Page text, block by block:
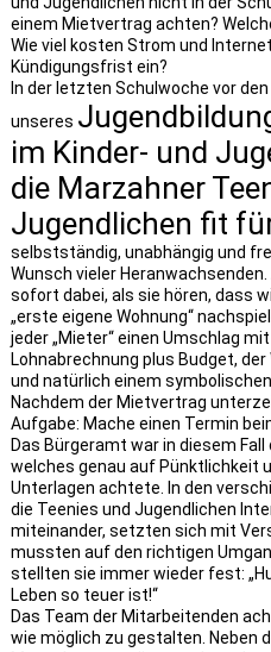
einem Mietvertrag achten?
Wie viel kosten Strom und
Kündigungsfrist ein?
In der letzten Schulwoche vor
unseres
im Kinder- und
die Marzahner
Jugendlichen fit
selbstständig, unabhängig und
Wunsch vieler
sofort dabei, als sie hören, dass
„erste eigene Wohnung“
jeder „Mieter“ einen Umschlag
Lohnabrechnung plus Budget,
und natürlich einem
Nachdem der Mietvertrag
Aufgabe: Mache einen Termin
Das Bürgeramt war in diesem
welches genau auf Pünktlichkeit
Unterlagen achtete. In den
die Teenies und Jugendlichen
miteinander, setzten sich mit
mussten auf den richtigen
stellten sie immer wieder fest:
Leben so teuer ist!“
Das Team der Mitarbeitenden
wie möglich zu gestalten. Neben